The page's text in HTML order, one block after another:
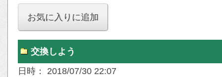
交換しよう
日時： 2018/07/30 22:07